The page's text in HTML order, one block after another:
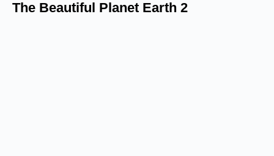
The Beautiful Planet Earth 2